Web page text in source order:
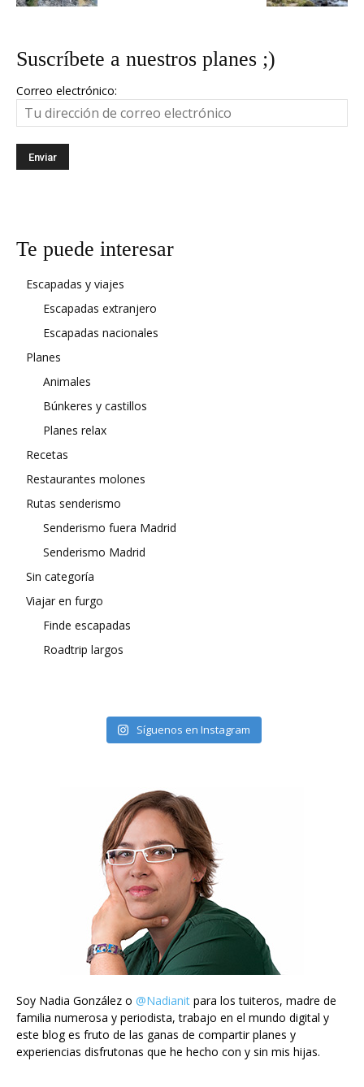
Suscríbete a nuestros planes ;)
Correo electrónico:
Te puede interesar
Escapadas y viajes
Escapadas extranjero
Escapadas nacionales
Planes
Animales
Búnkeres y castillos
Planes relax
Recetas
Restaurantes molones
Rutas senderismo
Senderismo fuera Madrid
Senderismo Madrid
Sin categoría
Viajar en furgo
Finde escapadas
Roadtrip largos
Síguenos en Instagram
Soy Nadia González o @Nadianit para los tuiteros, madre de
familia numerosa y periodista, trabajo en el mundo digital y
este blog es fruto de las ganas de compartir planes y
experiencias disfrutonas que he hecho con y sin mis hijas.